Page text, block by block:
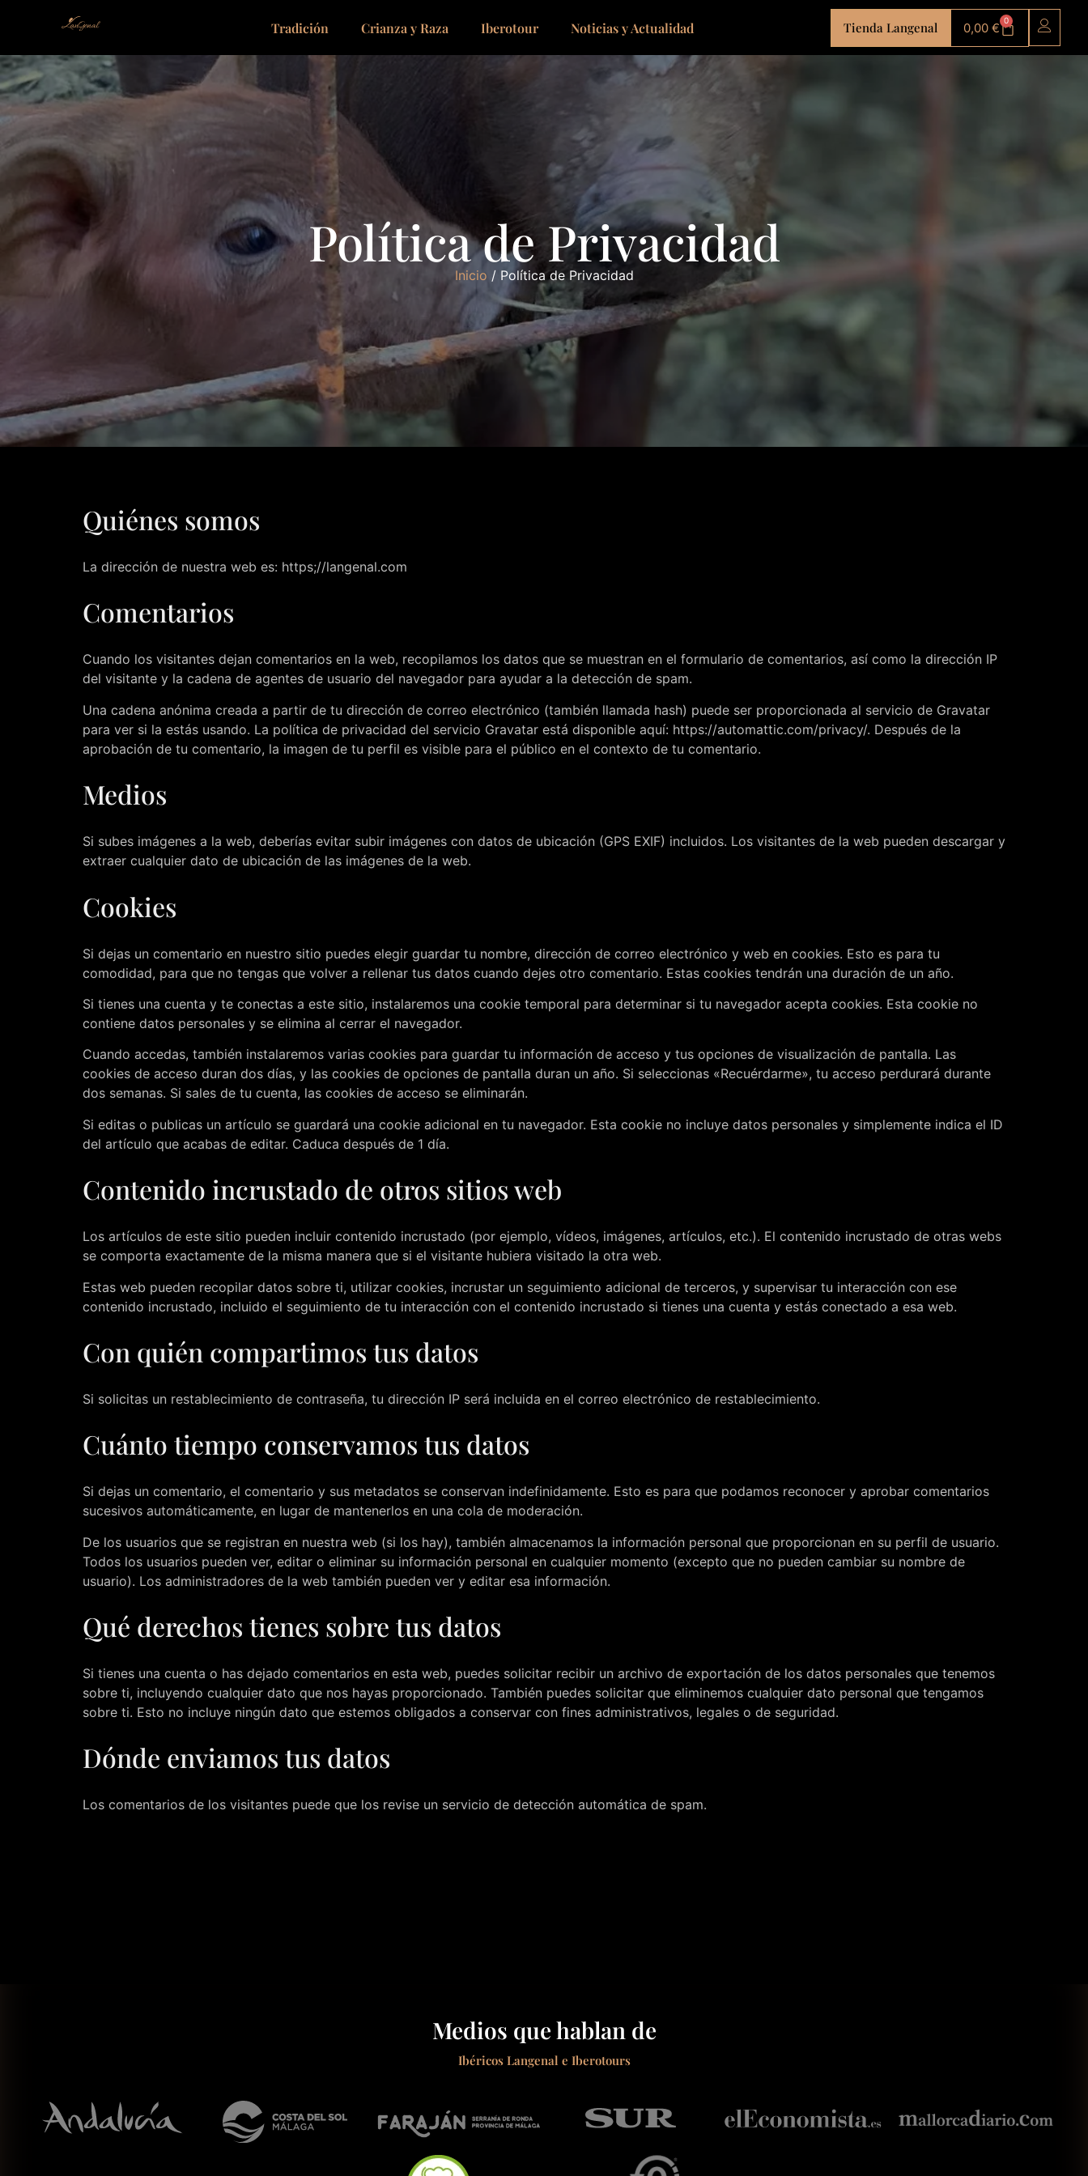
Tradición Crianza y Raza Iberotour Noticias y Actualidad Tienda Langenal 0,00€
0
Política de Privacidad
Inicio / Política de Privacidad
Quiénes somos
La dirección de nuestra web es: https;//langenal.com
Comentarios
Cuando los visitantes dejan comentarios en la web, recopilamos los datos que se muestran en el formulario de comentarios, así como la dirección IP
del visitante y la cadena de agentes de usuario del navegador para ayudar a la detección de spam.
Una cadena anónima creada a partir de tu dirección de correo electrónico (también llamada hash) puede ser proporcionada al servicio de Gravatar
para ver si la estás usando. La política de privacidad del servicio Gravatar está disponible aquí: https://automattic.com/privacy/. Después de la
aprobación de tu comentario, la imagen de tu perfil es visible para el público en el contexto de tu comentario.
Medios
Si subes imágenes a la web, deberías evitar subir imágenes con datos de ubicación (GPS EXIF) incluidos. Los visitantes de la web pueden descargar y
extraer cualquier dato de ubicación de las imágenes de la web.
Cookies
Si dejas un comentario en nuestro sitio puedes elegir guardar tu nombre, dirección de correo electrónico y web en cookies. Esto es para tu
comodidad, para que no tengas que volver a rellenar tus datos cuando dejes otro comentario. Estas cookies tendrán una duración de un año.
Si tienes una cuenta y te conectas a este sitio, instalaremos una cookie temporal para determinar si tu navegador acepta cookies. Esta cookie no
contiene datos personales y se elimina al cerrar el navegador.
Cuando accedas, también instalaremos varias cookies para guardar tu información de acceso y tus opciones de visualización de pantalla. Las
cookies de acceso duran dos días, y las cookies de opciones de pantalla duran un año. Si seleccionas «Recuérdarme», tu acceso perdurará durante
dos semanas. Si sales de tu cuenta, las cookies de acceso se eliminarán.
Si editas o publicas un artículo se guardará una cookie adicional en tu navegador. Esta cookie no incluye datos personales y simplemente indica el ID
del artículo que acabas de editar. Caduca después de 1 día.
Contenido incrustado de otros sitios web
Los artículos de este sitio pueden incluir contenido incrustado (por ejemplo, vídeos, imágenes, artículos, etc.). El contenido incrustado de otras webs
se comporta exactamente de la misma manera que si el visitante hubiera visitado la otra web.
Estas web pueden recopilar datos sobre ti, utilizar cookies, incrustar un seguimiento adicional de terceros, y supervisar tu interacción con ese
contenido incrustado, incluido el seguimiento de tu interacción con el contenido incrustado si tienes una cuenta y estás conectado a esa web.
Con quién compartimos tus datos
Si solicitas un restablecimiento de contraseña, tu dirección IP será incluida en el correo electrónico de restablecimiento.
Cuánto tiempo conservamos tus datos
Si dejas un comentario, el comentario y sus metadatos se conservan indefinidamente. Esto es para que podamos reconocer y aprobar comentarios
sucesivos automáticamente, en lugar de mantenerlos en una cola de moderación.
De los usuarios que se registran en nuestra web (si los hay), también almacenamos la información personal que proporcionan en su perfil de usuario.
Todos los usuarios pueden ver, editar o eliminar su información personal en cualquier momento (excepto que no pueden cambiar su nombre de
usuario). Los administradores de la web también pueden ver y editar esa información.
Qué derechos tienes sobre tus datos
Si tienes una cuenta o has dejado comentarios en esta web, puedes solicitar recibir un archivo de exportación de los datos personales que tenemos
sobre ti, incluyendo cualquier dato que nos hayas proporcionado. También puedes solicitar que eliminemos cualquier dato personal que tengamos
sobre ti. Esto no incluye ningún dato que estemos obligados a conservar con fines administrativos, legales o de seguridad.
Dónde enviamos tus datos
Los comentarios de los visitantes puede que los revise un servicio de detección automática de spam.
Medios que hablan de
Ibéricos Langenal e Iberotours